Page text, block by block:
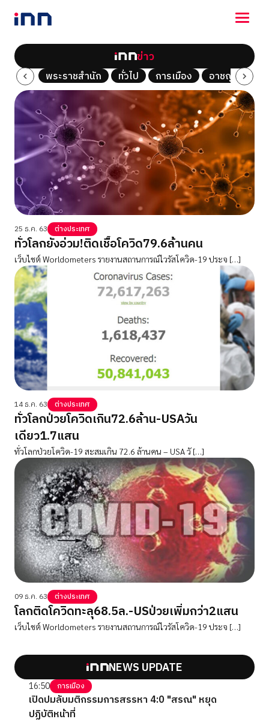
NEWS
ENTERTAINMENT
LIFESTYLE
HOROSCOPE
LOTTERY
VIDEO
ร่วมด้วยช่วยกัน
ข่าว
Tech พระราชสำนัก ทั่วไป การเมือง อาชญากรรม
25 ธ.ค. 63 ต่างประเทศ
ทั่วโลกยังอ่วม!ติดเชื้อโควิด79.6ล้านคน
เว็บไชต์ Worldometers รายงานสถานการณ์ไวรัสโควิด-19 ประจ […]
14 ธ.ค. 63 ต่างประเทศ
ทั่วโลกป่วยโควิดเกิน72.6ล้าน-USAวัน
เดียว1.7แสน
ทั่วโลกป่วยโควิด-19 สะสมเกิน 72.6 ล้านคน – USA วั […]
09 ธ.ค. 63 ต่างประเทศ
โลกติดโควิดทะลุ68.5ล.-USป่วยเพิ่มกว่า2แสน
เว็บไชต์ Worldometers รายงานสถานการณ์ไวรัสโควิด-19 ประจ […]
NEWS UPDATE
16:50 การเมือง
เปิดปมลับมติกรรมการสรรหา 4:0 "สรณ" หยุด
ปฏิบัติหน้าที่